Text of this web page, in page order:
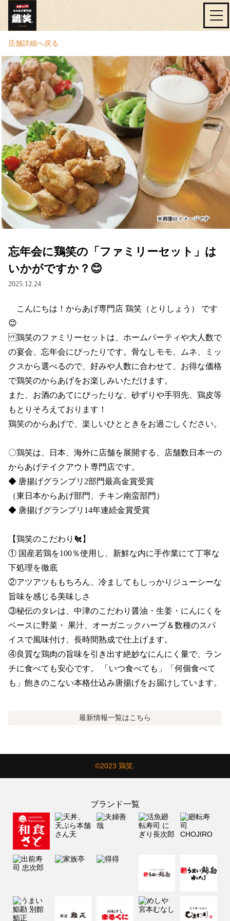
店舗詳細へ戻る
忘年会に鶏笑の「ファミリーセット」は
いかがですか？😊
2025.12.24
こんにちは！からあげ専門店 鶏笑（とりしょう） です
😊
鶏笑のファミリーセットは、ホームパーティや大人数で
の宴会、忘年会にぴったりです。骨なしモモ、ムネ、ミッ
クスから選べるので、好みや人数に合わせて、お得な価格
で鶏笑のからあげをお楽しみいただけます。
また、お酒のあてにぴったりな、砂ずりや手羽先、鶏皮等
もとりそろえております！
鶏笑のからあげで、楽しいひとときをお過ごしください。
〇鶏笑は、日本、海外に店舗を展開する、店舗数日本一の
からあげテイクアウト専門店です。
◆ 唐揚げグランプリ2部門最高金賞受賞
（東日本からあげ部門、チキン南蛮部門）
◆ 唐揚げグランプリ14年連続金賞受賞
【鶏笑のこだわり🐔】
① 国産若鶏を100％使用し、新鮮な内に手作業にて丁寧な
下処理を徹底
②アツアツももちろん、冷ましてもしっかりジューシーな
旨味を感じる美味しさ
③秘伝のタレは、中津のこだわり醤油・生姜・にんにくを
ベースに野菜・ 果汁、オーガニックハーブ＆数種のスパ
イスで風味付け、長時間熟成で仕上げます。
④良質な鶏肉の旨味を引き出す絶妙なにんにく量で、ラン
チに食べても安心です。 「いつ食べても」「何個食べて
も」飽きのこない本格仕込み唐揚げをお届けしています。
最新情報一覧はこちら
©2023 鶏笑.
ブランド一覧